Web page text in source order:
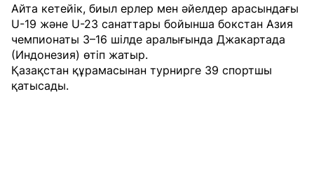
Айта кетейік, биыл ерлер мен әйелдер арасындағы
U-19 және U-23 санаттары бойынша бокстан Азия
чемпионаты 3–16 шілде аралығында Джакартада
(Индонезия) өтіп жатыр.
Қазақстан құрамасынан турнирге 39 спортшы
қатысады.